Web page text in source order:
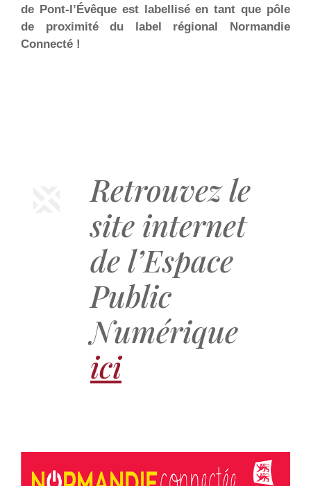
de Pont-l’Évêque est labellisé en tant que pôle
de proximité du label régional Normandie
Connecté !
Retrouvez le
site internet
de l’Espace
Public
Numérique
ici